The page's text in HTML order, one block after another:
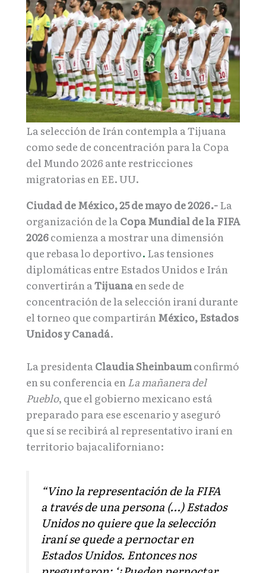
La selección de Irán contempla a Tijuana
como sede de concentración para la Copa
del Mundo 2026 ante restricciones
migratorias en EE. UU.
Ciudad de México, 25 de mayo de 2026.-La
organización de laCopa Mundial de la FIFA
2026comienza a mostrar una dimensión
que rebasa lo deportivo. Las tensiones
diplomáticas entre Estados Unidos e Irán
convertirán aTijuanaen sede de
concentración de la selección iraní durante
el torneo que compartiránMéxico, Estados
Unidos y Canadá.
La presidenta Claudia Sheinbaumconfirmó
en su conferencia en La mañanera del
Pueblo, que el gobierno mexicano está
preparado para ese escenario y aseguró
que sí se recibirá al representativo iraní en
territorio bajacaliforniano:
“Vino la representación de la FIFA
a través de una persona (…) Estados
Unidos no quiere que la selección
iraní se quede a pernoctar en
Estados Unidos. Entonces nos